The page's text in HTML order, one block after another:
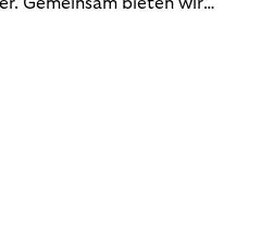
Gemeinsam bieten wir